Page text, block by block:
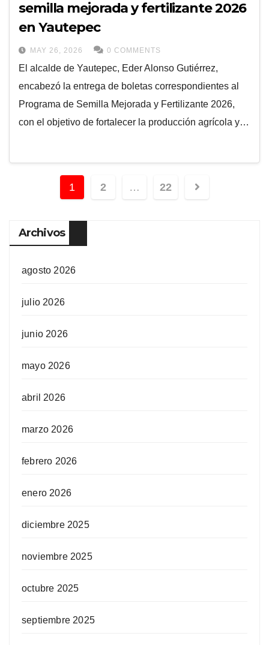
semilla mejorada y fertilizante 2026
en Yautepec
MAY 26, 2026 0 COMMENTS
El alcalde de Yautepec, Eder Alonso Gutiérrez,
encabezó la entrega de boletas correspondientes al
Programa de Semilla Mejorada y Fertilizante 2026,
con el objetivo de fortalecer la producción agrícola y…
1 2 … 22
Archivos
agosto 2026
julio 2026
junio 2026
mayo 2026
abril 2026
marzo 2026
febrero 2026
enero 2026
diciembre 2025
noviembre 2025
octubre 2025
septiembre 2025